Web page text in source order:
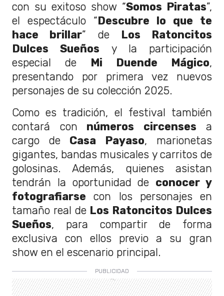
con su exitoso show “Somos Piratas”,
el espectáculo “Descubre lo que te
hace brillar” de Los Ratoncitos
Dulces Sueños y la participación
especial de Mi Duende Mágico,
presentando por primera vez nuevos
personajes de su colección 2025.
Como es tradición, el festival también
contará con números circenses a
cargo de Casa Payaso, marionetas
gigantes, bandas musicales y carritos de
golosinas. Además, quienes asistan
tendrán la oportunidad de conocer y
fotografiarse con los personajes en
tamaño real de Los Ratoncitos Dulces
Sueños, para compartir de forma
exclusiva con ellos previo a su gran
show en el escenario principal.